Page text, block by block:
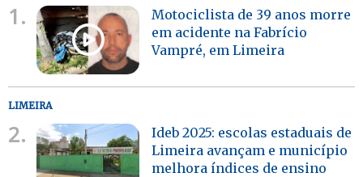
1.
Motociclista de 39 anos morre
em acidente na Fabrício
Vampré, em Limeira
LIMEIRA
2.
Ideb 2025: escolas estaduais de
Limeira avançam e município
melhora índices de ensino